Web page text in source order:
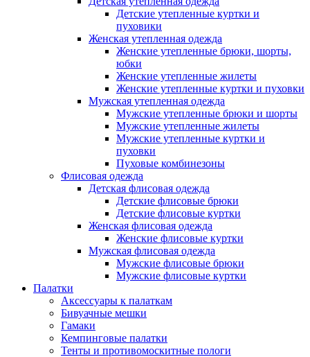
Детские утепленные куртки и
пуховики
Женская утепленная одежда
Женские утепленные брюки, шорты,
юбки
Женские утепленные жилеты
Женские утепленные куртки и пуховки
Мужская утепленная одежда
Мужские утепленные брюки и шорты
Мужские утепленные жилеты
Мужские утепленные куртки и
пуховки
Пуховые комбинезоны
Флисовая одежда
Детская флисовая одежда
Детские флисовые брюки
Детские флисовые куртки
Женская флисовая одежда
Женские флисовые куртки
Мужская флисовая одежда
Мужские флисовые брюки
Мужские флисовые куртки
Палатки
Аксессуары к палаткам
Бивуачные мешки
Гамаки
Кемпинговые палатки
Тенты и противомоскитные пологи